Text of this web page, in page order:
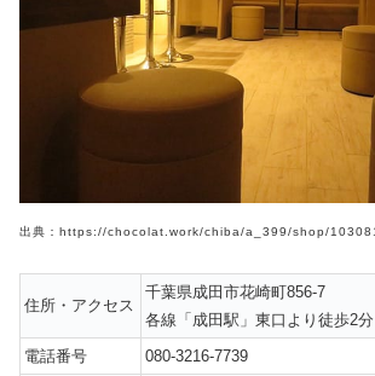
出典：https://chocolat.work/chiba/a_399/shop/
住所・アクセス
千葉県成田市花崎町856-7
各線「成田駅」東口より徒歩2分
電話番号
080-3216-7739